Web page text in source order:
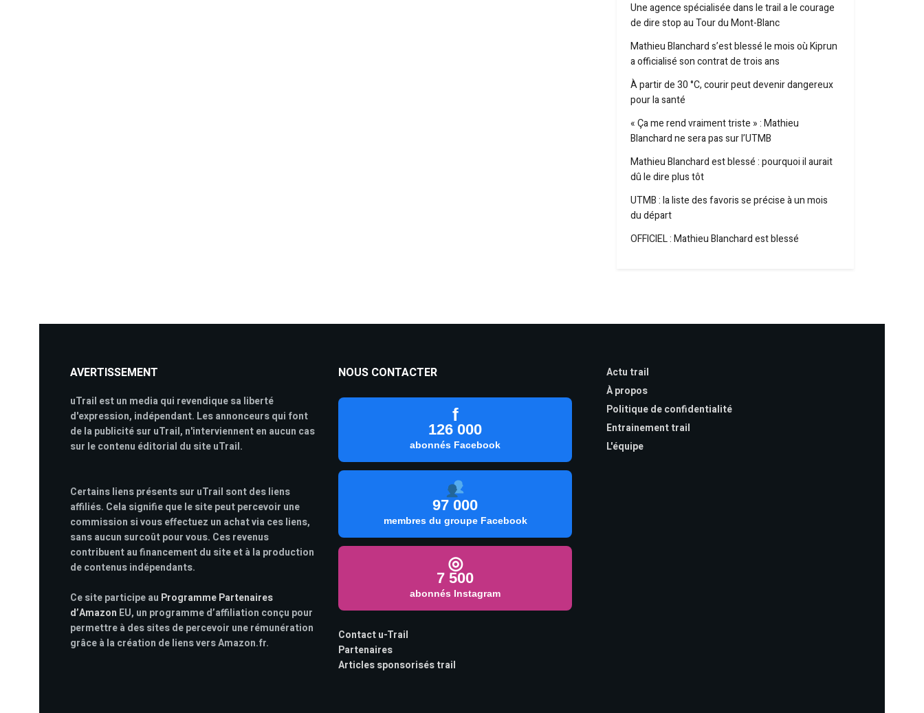
Une agence spécialisée dans le trail a le courage
de dire stop au Tour du Mont-Blanc
Mathieu Blanchard s’est blessé le mois où Kiprun
a officialisé son contrat de trois ans
À partir de 30 °C, courir peut devenir dangereux
pour la santé
« Ça me rend vraiment triste » : Mathieu
Blanchard ne sera pas sur l’UTMB
Mathieu Blanchard est blessé : pourquoi il aurait
dû le dire plus tôt
UTMB : la liste des favoris se précise à un mois
du départ
OFFICIEL : Mathieu Blanchard est blessé
AVERTISSEMENT
uTrail est un media qui revendique sa liberté
d'expression, indépendant. Les annonceurs qui font
de la publicité sur uTrail, n'interviennent en aucun cas
sur le contenu éditorial du site uTrail.
Certains liens présents sur uTrail sont des liens
affiliés. Cela signifie que le site peut percevoir une
commission si vous effectuez un achat via ces liens,
sans aucun surcoût pour vous. Ces revenus
contribuent au financement du site et à la production
de contenus indépendants.
Ce site participe au Programme Partenaires
d’Amazon EU, un programme d’affiliation conçu pour
permettre à des sites de percevoir une rémunération
grâce à la création de liens vers Amazon.fr.
NOUS CONTACTER
f
126 000
abonnés Facebook
97 000
membres du groupe Facebook
◎
7 500
abonnés Instagram
Contact u-Trail
Partenaires
Articles sponsorisés trail
Actu trail
À propos
Politique de confidentialité
Entrainement trail
L'équipe